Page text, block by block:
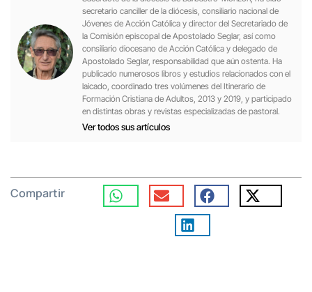
secretario canciller de la diócesis, consiliario nacional de
Jóvenes de Acción Católica y director del Secretariado de
la Comisión episcopal de Apostolado Seglar, así como
consiliario diocesano de Acción Católica y delegado de
Apostolado Seglar, responsabilidad que aún ostenta. Ha
publicado numerosos libros y estudios relacionados con el
laicado, coordinado tres volúmenes del Itinerario de
Formación Cristiana de Adultos, 2013 y 2019, y participado
en distintas obras y revistas especializadas de pastoral.
Ver todos sus artículos
Compartir